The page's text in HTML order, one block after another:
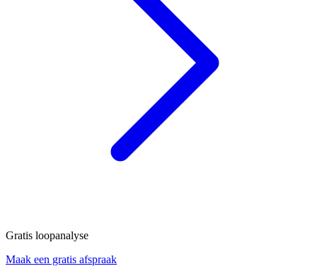
Gratis loopanalyse
Maak een gratis afspraak